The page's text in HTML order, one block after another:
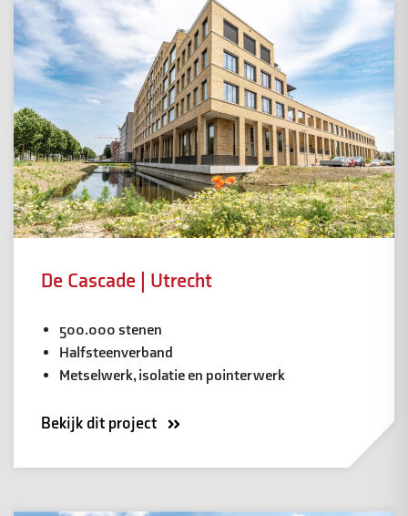
De Cascade | Utrecht
500.000 stenen
Halfsteenverband
Metselwerk, isolatie en pointerwerk
Bekijk dit project